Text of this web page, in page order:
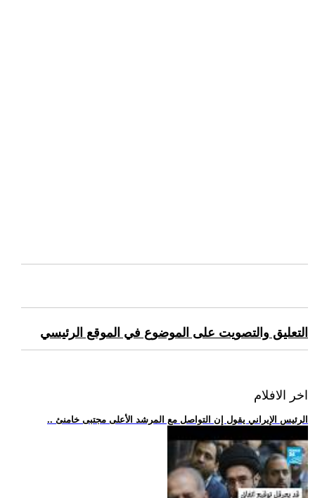
التعليق والتصويت على الموضوع في الموقع الرئيسي
اخر الافلام
.. الرئيس الإيراني يقول إن التواصل مع المرشد الأعلى مجتبى خامنئ